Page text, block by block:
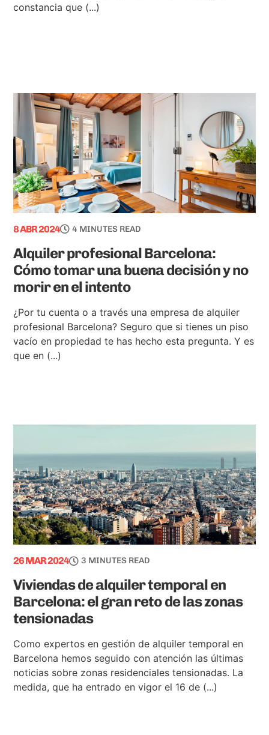
constancia que (...)
8 ABR 2024 4 MINUTES READ
Alquiler profesional Barcelona:
Cómo tomar una buena decisión y no
morir en el intento
¿Por tu cuenta o a través una empresa de alquiler
profesional Barcelona? Seguro que si tienes un piso
vacío en propiedad te has hecho esta pregunta. Y es
que en (...)
26 MAR 2024 3 MINUTES READ
Viviendas de alquiler temporal en
Barcelona: el gran reto de las zonas
tensionadas
Como expertos en gestión de alquiler temporal en
Barcelona hemos seguido con atención las últimas
noticias sobre zonas residenciales tensionadas. La
medida, que ha entrado en vigor el 16 de (...)